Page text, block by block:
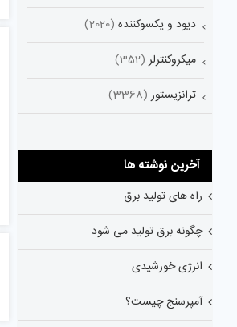
دیود و یکسوکننده (2020)
میکروکنترلر (352)
ترانزیستور (3368)
آخرین نوشته ها
راه های تولید برق
چگونه برق تولید می شود
انرژی خورشیدی
آمپرسنج چیست؟